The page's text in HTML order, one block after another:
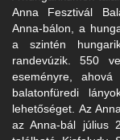
Anna Fesztivál
Anna-bálon, a
a szintén
randevúzik. 550
eseményre,
balatonfüredi
lehetőséget. Az
az Anna-bál július